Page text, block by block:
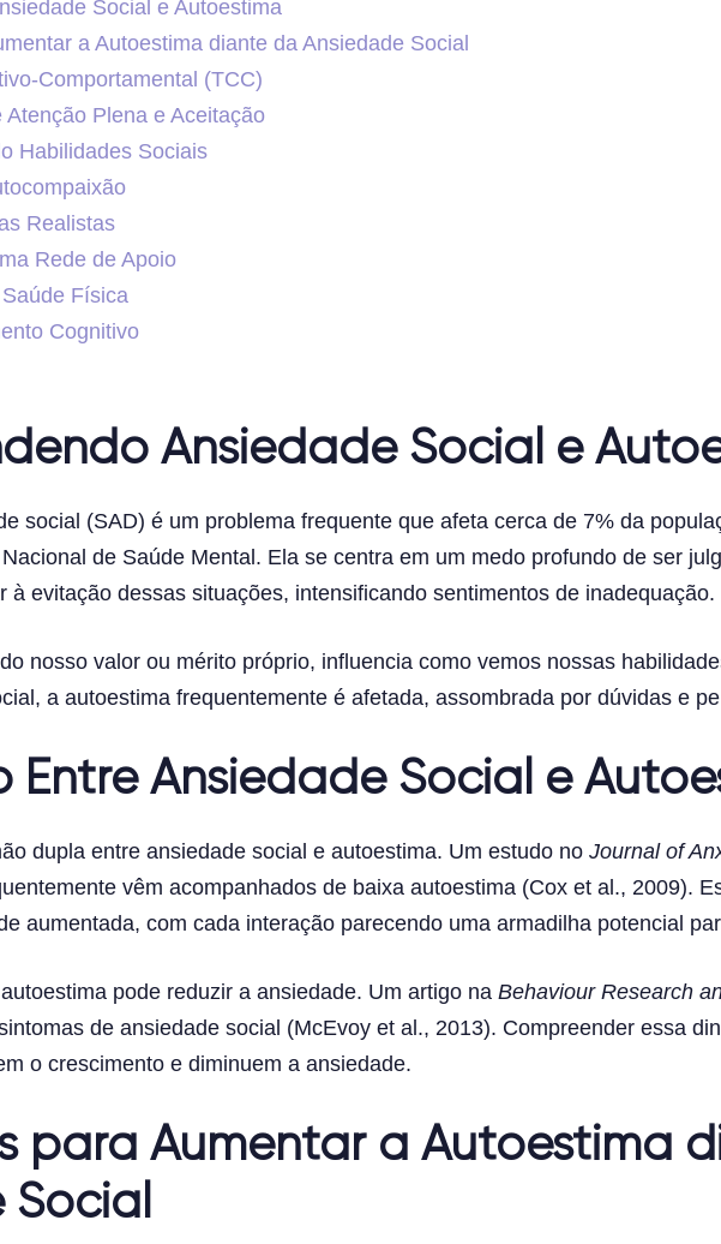
Social e Autoestima
a Autoestima diante da Ansiedade Social
Comportamental (TCC)
Atenção Plena e Aceitação
Habilidades Sociais
Realistas
Rede de Apoio
Física
Cognitivo
Ansiedade Social e
social (SAD) é um problema frequente que afeta cerca de 7% da
de Saúde Mental. Ela se centra em um medo profundo de ser
à evitação dessas situações, intensificando sentimentos de inadequação.
nosso valor ou mérito próprio, influencia como vemos nossas
a autoestima frequentemente é afetada, assombrada por dúvidas e
Entre Ansiedade Social e
dupla entre ansiedade social e autoestima. Um estudo no Journal of
vêm acompanhados de baixa autoestima (Cox et al., 2009).
aumentada, com cada interação parecendo uma armadilha potencial
pode reduzir a ansiedade. Um artigo na Behaviour Research
de ansiedade social (McEvoy et al., 2013). Compreender essa
o crescimento e diminuem a ansiedade.
para Aumentar a Autoestima